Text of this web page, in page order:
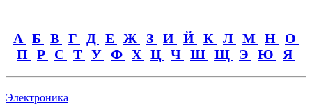
А Б В Г Д Е Ж З И Й К Л М Н
О
П Р С Т У Ф Х Ц Ч Ш Щ Э Ю Я
Электроника